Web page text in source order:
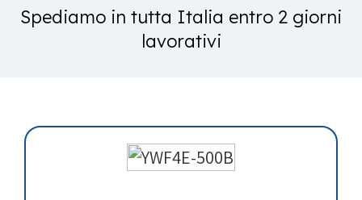
Spediamo in tutta Italia entro 2 giorni
lavorativi